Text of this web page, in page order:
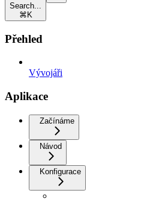
Search...
⌘ K
Přehled
Vývojáři
Aplikace
Začínáme
Návod
Konfigurace